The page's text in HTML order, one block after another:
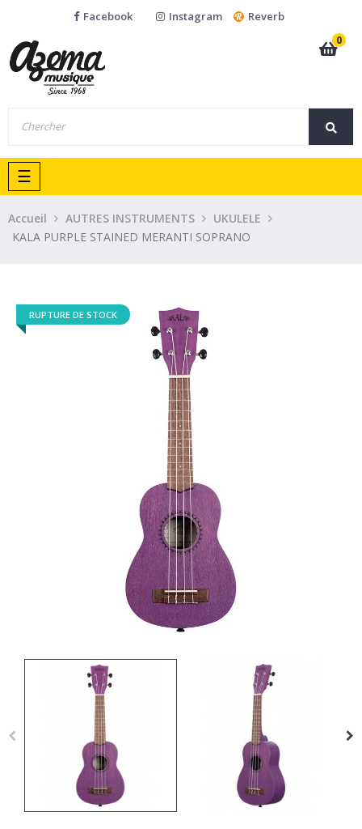
Facebook Instagram
Reverb
0
Basculer
la
navigation
☰
Accueil AUTRES INSTRUMENTS
UKULELE
KALA PURPLE STAINED MERANTI SOPRANO
RUPTURE DE STOCK